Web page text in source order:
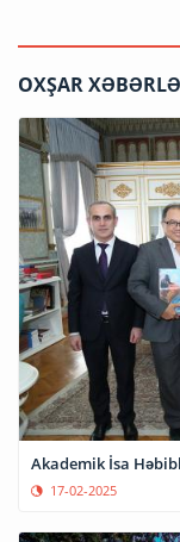
OXŞAR
Akademik İsa
17-02-2025